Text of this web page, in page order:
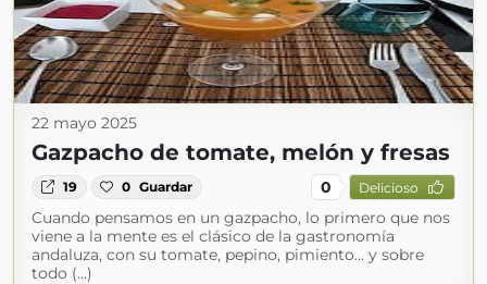
22 mayo 2025
Gazpacho de tomate, melón y fresas
19 0 Guardar 0 Delicioso
Cuando pensamos en un gazpacho, lo primero que nos
viene a la mente es el clásico de la gastronomía
andaluza, con su tomate, pepino, pimiento… y sobre
todo (...)